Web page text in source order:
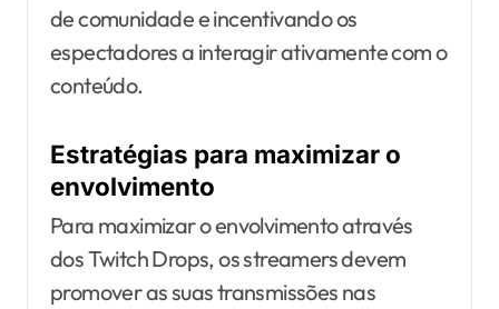
de comunidade e incentivando os
espectadores a interagir ativamente com o
conteúdo.
Estratégias para maximizar o
envolvimento
Para maximizar o envolvimento através
dos Twitch Drops, os streamers devem
promover as suas transmissões nas